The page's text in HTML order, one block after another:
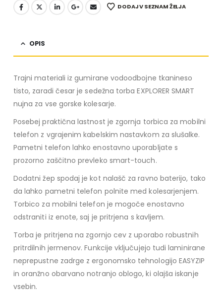
DODAJ V SEZNAM ŽELJA
OPIS
Trajni materiali iz gumirane vodoodbojne tkanineso
tisto, zaradi česar je sedežna torba EXPLORER SMART
nujna za vse gorske kolesarje.
Posebej praktična lastnost je zgornja torbica za mobilni
telefon z vgrajenim kabelskim nastavkom za slušalke.
Pametni telefon lahko enostavno uporabljate s
prozorno zaščitno prevleko smart-touch.
Dodatni žep spodaj je kot nalašč za ravno baterijo, tako
da lahko pametni telefon polnite med kolesarjenjem.
Torbico za mobilni telefon je mogoče enostavno
odstraniti iz enote, saj je pritrjena s kavljem.
Torba je pritrjena na zgornjo cev z uporabo robustnih
pritrdilnih jermenov. Funkcije vključujejo tudi laminirane
neprepustne zadrge z ergonomsko tehnologijo EASYZIP
in oranžno obarvano notranjo oblogo, ki olajša iskanje
vsebin.